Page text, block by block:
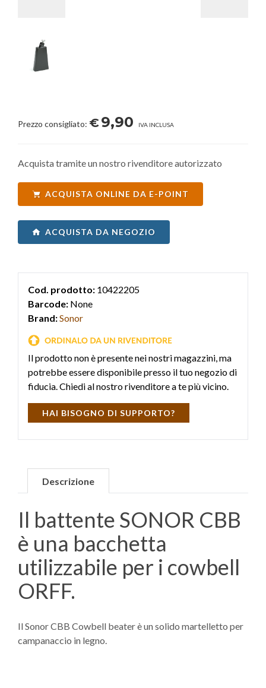
Prezzo consigliato: €9,90 IVA INCLUSA
Acquista tramite un nostro rivenditore autorizzato
ACQUISTA ONLINE DA E-POINT
ACQUISTA DA NEGOZIO
Cod. prodotto: 10422205
Barcode: None
Brand:Sonor
Il prodotto non è presente nei nostri magazzini, ma
potrebbe essere disponibile presso il tuo negozio di
fiducia. Chiedi al nostro rivenditore a te più vicino.
HAI BISOGNO DI SUPPORTO?
Descrizione
Il battente SONOR CBB
è una bacchetta
utilizzabile per i cowbell
ORFF.
Il Sonor CBB Cowbell beater è un solido martelletto per
campanaccio in legno.